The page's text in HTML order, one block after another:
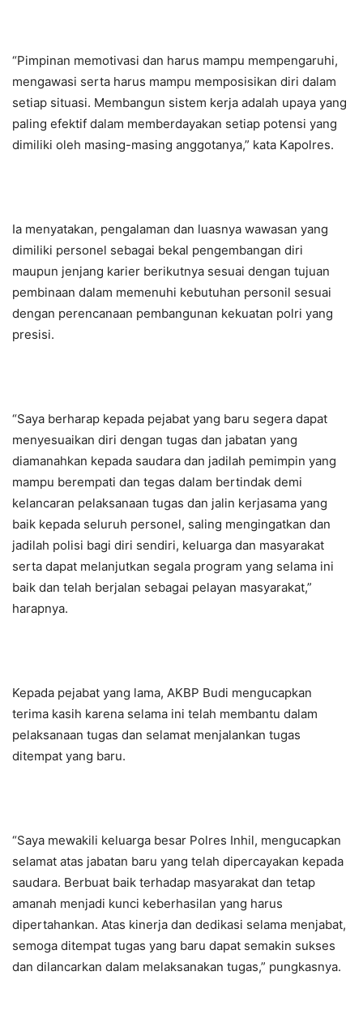
“Pimpinan memotivasi dan harus mampu mempengaruhi,
mengawasi serta harus mampu memposisikan diri dalam
setiap situasi. Membangun sistem kerja adalah upaya yang
paling efektif dalam memberdayakan setiap potensi yang
dimiliki oleh masing-masing anggotanya,” kata Kapolres.
Ia menyatakan, pengalaman dan luasnya wawasan yang
dimiliki personel sebagai bekal pengembangan diri
maupun jenjang karier berikutnya sesuai dengan tujuan
pembinaan dalam memenuhi kebutuhan personil sesuai
dengan perencanaan pembangunan kekuatan polri yang
presisi.
“Saya berharap kepada pejabat yang baru segera dapat
menyesuaikan diri dengan tugas dan jabatan yang
diamanahkan kepada saudara dan jadilah pemimpin yang
mampu berempati dan tegas dalam bertindak demi
kelancaran pelaksanaan tugas dan jalin kerjasama yang
baik kepada seluruh personel, saling mengingatkan dan
jadilah polisi bagi diri sendiri, keluarga dan masyarakat
serta dapat melanjutkan segala program yang selama ini
baik dan telah berjalan sebagai pelayan masyarakat,”
harapnya.
Kepada pejabat yang lama, AKBP Budi mengucapkan
terima kasih karena selama ini telah membantu dalam
pelaksanaan tugas dan selamat menjalankan tugas
ditempat yang baru.
“Saya mewakili keluarga besar Polres Inhil, mengucapkan
selamat atas jabatan baru yang telah dipercayakan kepada
saudara. Berbuat baik terhadap masyarakat dan tetap
amanah menjadi kunci keberhasilan yang harus
dipertahankan. Atas kinerja dan dedikasi selama menjabat,
semoga ditempat tugas yang baru dapat semakin sukses
dan dilancarkan dalam melaksanakan tugas,” pungkasnya.